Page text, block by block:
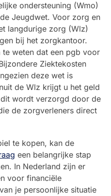
ondersteuning (Wmo)
Jeugdwet. Voor zorg en
langdurige zorg (Wlz)
bij het zorgkantoor.
te weten dat een pgb voor
Ziektekosten
deze wet is
de Wlz krijgt u het geld
wordt verzorgd door de
de zorgverleners direct
te kopen, kan de
een belangrijke stap
In Nederland zijn er
voor financiële
je persoonlijke situatie